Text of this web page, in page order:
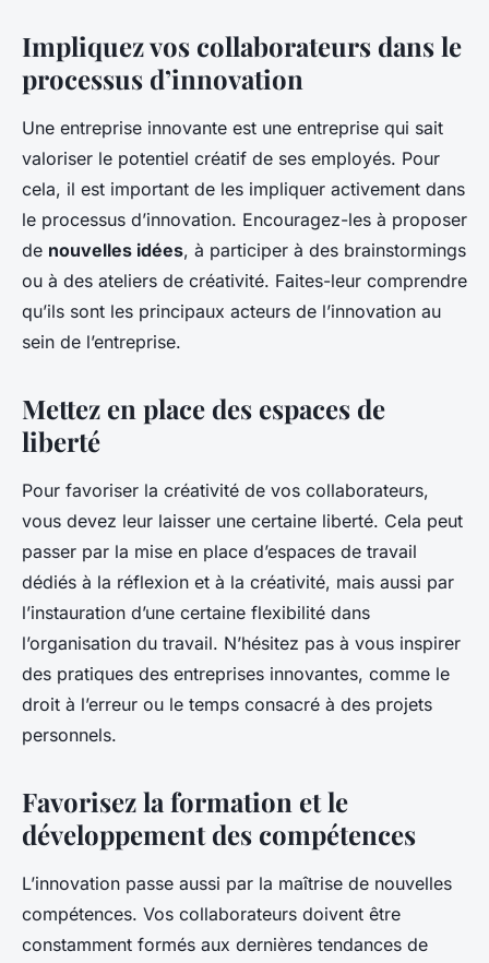
Impliquez vos collaborateurs dans le
processus d’innovation
Une entreprise innovante est une entreprise qui sait
valoriser le potentiel créatif de ses employés. Pour
cela, il est important de les impliquer activement dans
le processus d’innovation. Encouragez-les à proposer
de nouvelles idées, à participer à des brainstormings
ou à des ateliers de créativité. Faites-leur comprendre
qu’ils sont les principaux acteurs de l’innovation au
sein de l’entreprise.
Mettez en place des espaces de
liberté
Pour favoriser la créativité de vos collaborateurs,
vous devez leur laisser une certaine liberté. Cela peut
passer par la mise en place d’espaces de travail
dédiés à la réflexion et à la créativité, mais aussi par
l’instauration d’une certaine flexibilité dans
l’organisation du travail. N’hésitez pas à vous inspirer
des pratiques des entreprises innovantes, comme le
droit à l’erreur ou le temps consacré à des projets
personnels.
Favorisez la formation et le
développement des compétences
L’innovation passe aussi par la maîtrise de nouvelles
compétences. Vos collaborateurs doivent être
constamment formés aux dernières tendances de